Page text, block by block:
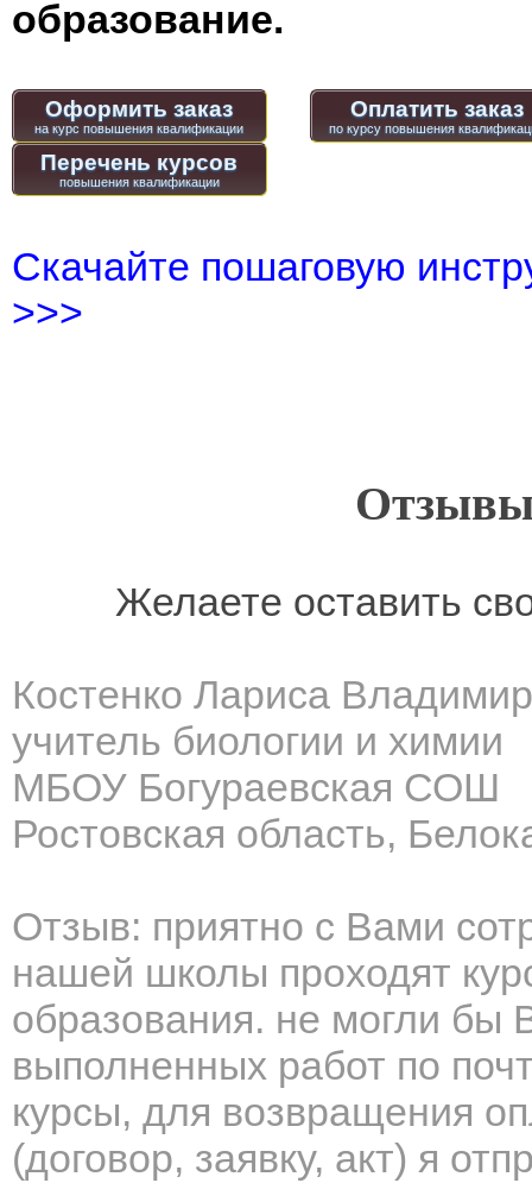
образование.
Оформить заказ Оплатить заказ
Перечень курсов
повышения квалификации
Скачайте пошаговую
>>>
Желаете оставить
Костенко Лариса
учитель биологии и химии
МБОУ Богураевская СОШ
Ростовская область,
Отзыв: приятно с Вами
нашей школы проходят
образования. не могли бы
выполненных работ по
курсы, для возвращения
(договор, заявку, акт) я